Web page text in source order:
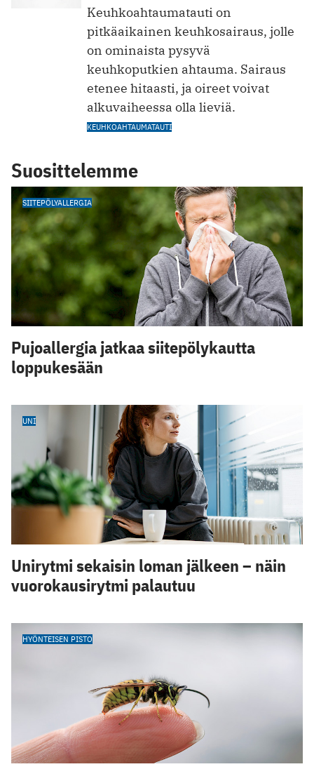
Keuhkoahtaumatauti on
pitkäaikainen keuhkosairaus, jolle
on ominaista pysyvä
keuhkoputkien ahtauma. Sairaus
etenee hitaasti, ja oireet voivat
alkuvaiheessa olla lieviä.
KEUHKOAHTAUMATAUTI
Suosittelemme
SIITEPÖLYALLERGIA
Pujoallergia jatkaa siitepölykautta
loppukesään
UNI
Unirytmi sekaisin loman jälkeen – näin
vuorokausirytmi palautuu
HYÖNTEISEN PISTO